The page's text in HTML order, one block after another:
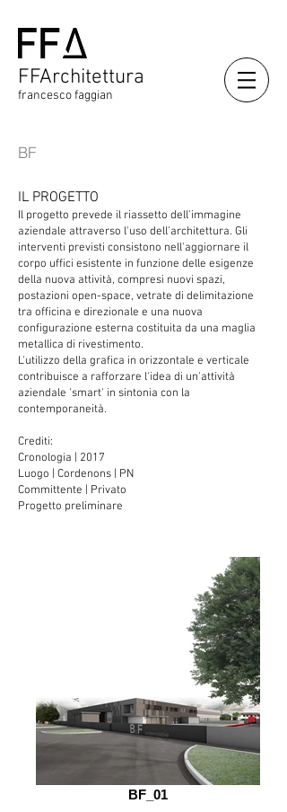
FFArchitettura
francesco faggian
BF
IL PROGETTO
Il progetto prevede il riassetto dell'immagine
aziendale attraverso l'uso dell'architettura. Gli
interventi previsti consistono nell'aggiornare il
corpo uffici esistente in funzione delle esigenze
della nuova attività, compresi nuovi spazi,
postazioni open-space, vetrate di delimitazione
tra officina e direzionale e una nuova
configurazione esterna costituita da una maglia
metallica di rivestimento.
L'utilizzo della grafica in orizzontale e verticale
contribuisce a rafforzare l'idea di un'attività
aziendale 'smart' in sintonia con la
contemporaneità.
Crediti:
Cronologia | 2017
Luogo | Cordenons | PN
Committente | Privato
Progetto preliminare
BF_01